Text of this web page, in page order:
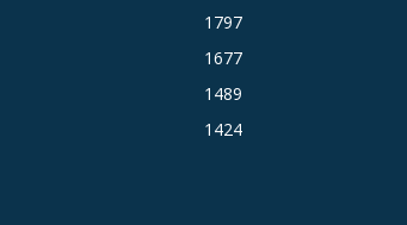
1797
1677
1489
1424